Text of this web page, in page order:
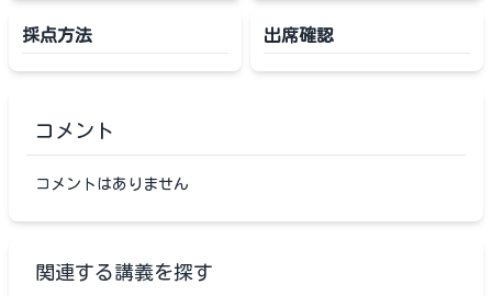
採点方法 出席確認
コメント
コメントはありません
関連する講義を探す